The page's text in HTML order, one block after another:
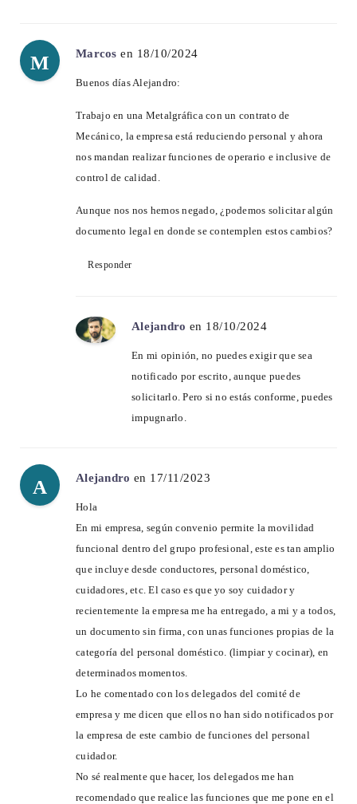
M Marcos en 18/10/2024
Buenos días Alejandro:
Trabajo en una Metalgráfica con un contrato de
Mecánico, la empresa está reduciendo personal y ahora
nos mandan realizar funciones de operario e inclusive de
control de calidad.
Aunque nos nos hemos negado, ¿podemos solicitar algún
documento legal en donde se contemplen estos cambios?
Responder
Alejandro en 18/10/2024
En mi opinión, no puedes exigir que sea
notificado por escrito, aunque puedes
solicitarlo. Pero si no estás conforme, puedes
impugnarlo.
A Alejandro en 17/11/2023
Hola
En mi empresa, según convenio permite la movilidad
funcional dentro del grupo profesional, este es tan amplio
que incluye desde conductores, personal doméstico,
cuidadores, etc. El caso es que yo soy cuidador y
recientemente la empresa me ha entregado, a mi y a todos,
un documento sin firma, con unas funciones propias de la
categoría del personal doméstico. (limpiar y cocinar), en
determinados momentos.
Lo he comentado con los delegados del comité de
empresa y me dicen que ellos no han sido notificados por
la empresa de este cambio de funciones del personal
cuidador.
No sé realmente que hacer, los delegados me han
recomendado que realice las funciones que me pone en el